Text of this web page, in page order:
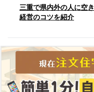
三重で県内外の人に空
経営のコツを紹介